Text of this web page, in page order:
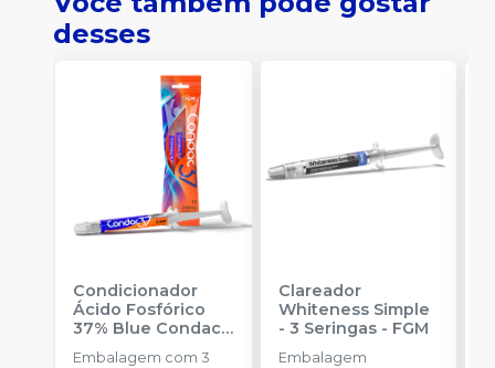
desses
Condicionador
Ácido Fosfórico
37% Blue Condac-
FGM
Embalagem com 3
Clareador
Whiteness Simple
- 3 Seringas- FGM
Embalagem